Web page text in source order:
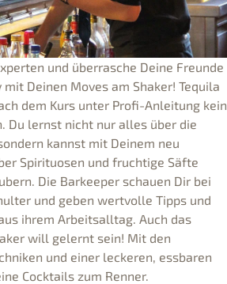
und überrasche Deine Freunde
Deinen Moves am Shaker! Tequila
dem Kurs unter Profi-Anleitung kein
Du lernst nicht nur alles über die
kannst mit Deinem neu
Spirituosen und fruchtige Säfte
Die Barkeeper schauen Dir bei
und geben wertvolle Tipps und
ihrem Arbeitsalltag. Auch das
will gelernt sein! Mit den
und einer leckeren, essbaren
Cocktails zum Renner.